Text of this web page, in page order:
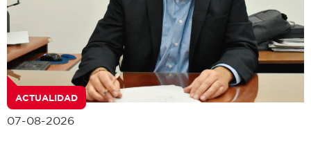
ACTUALIDAD
07-08-2026